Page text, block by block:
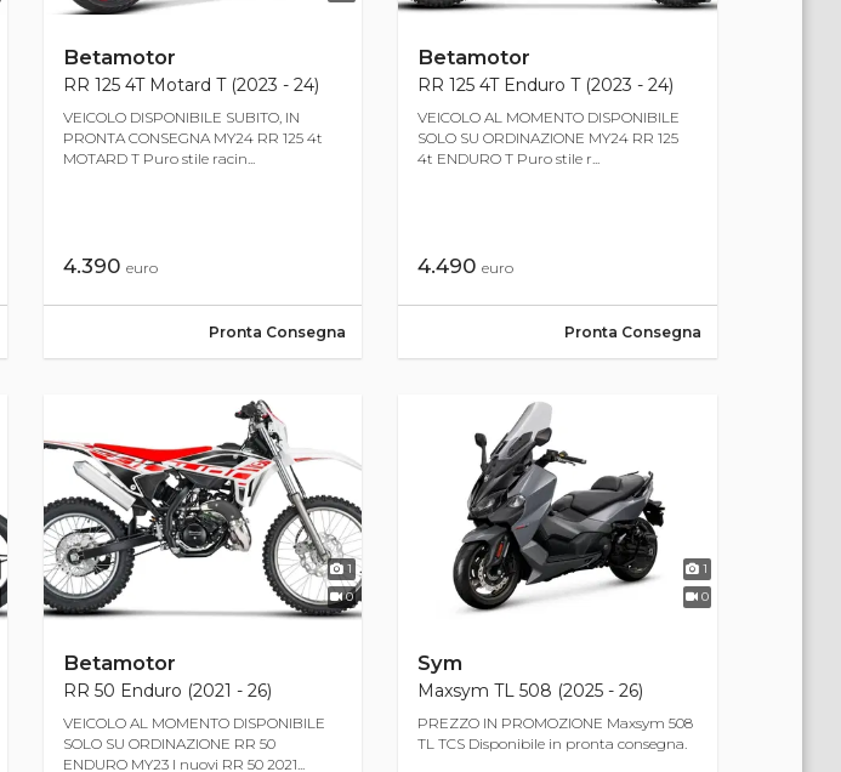
Betamotor
RR 125 4T Motard T (2023 - 24)
VEICOLO DISPONIBILE SUBITO, IN
PRONTA CONSEGNA MY24 RR 125 4t
MOTARD T Puro stile racin...
4.390 euro
Pronta Consegna
Betamotor
RR 125 4T Enduro T (2023 - 24)
VEICOLO AL MOMENTO DISPONIBILE
SOLO SU ORDINAZIONE MY24 RR 125
4t ENDURO T Puro stile r...
4.490euro
Pronta Consegna
1
0
Betamotor
RR 50 Enduro (2021 - 26)
VEICOLO AL MOMENTO DISPONIBILE
SOLO SU ORDINAZIONE RR 50
ENDURO MY23 I nuovi RR 50 2021...
1
0
Sym
Maxsym TL 508 (2025 - 26)
PREZZO IN PROMOZIONE Maxsym 508
TL TCS Disponibile in pronta consegna.